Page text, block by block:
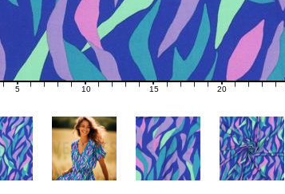
4 6 7 8 9 11 12 13 14 15 16 17 18 19 21 22 23 24